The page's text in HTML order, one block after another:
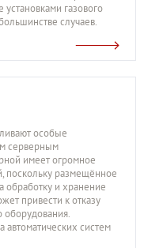
газового
случаев.
особые
серверным
имеет огромное
поскольку размещённое
обработку и хранение
привести к отказу
оборудования.
систем